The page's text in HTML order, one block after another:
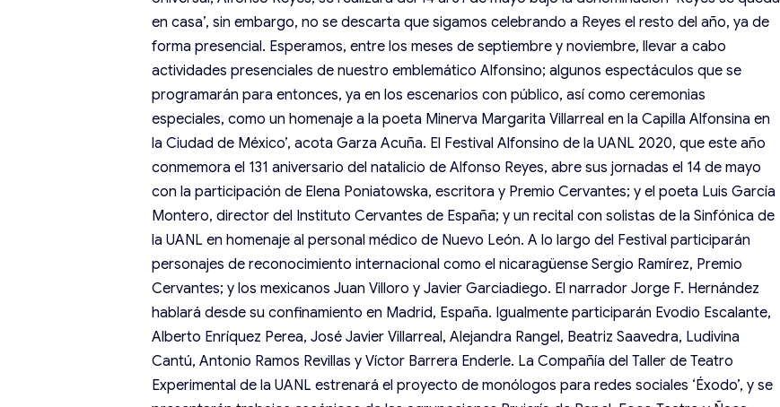
en casa’, sin embargo, no se descarta que sigamos celebrando a Reyes el resto del año, ya de
forma presencial. Esperamos, entre los meses de septiembre y noviembre, llevar a cabo
actividades presenciales de nuestro emblemático Alfonsino; algunos espectáculos que se
programarán para entonces, ya en los escenarios con público, así como ceremonias
especiales, como un homenaje a la poeta Minerva Margarita Villarreal en la Capilla Alfonsina en
la Ciudad de México’, acota Garza Acuña. El Festival Alfonsino de la UANL 2020, que este año
conmemora el 131 aniversario del natalicio de Alfonso Reyes, abre sus jornadas el 14 de mayo
con la participación de Elena Poniatowska, escritora y Premio Cervantes; y el poeta Luis García
Montero, director del Instituto Cervantes de España; y un recital con solistas de la Sinfónica de
la UANL en homenaje al personal médico de Nuevo León. A lo largo del Festival participarán
personajes de reconocimiento internacional como el nicaragüense Sergio Ramírez, Premio
Cervantes; y los mexicanos Juan Villoro y Javier Garciadiego. El narrador Jorge F. Hernández
hablará desde su confinamiento en Madrid, España. Igualmente participarán Evodio Escalante,
Alberto Enríquez Perea, José Javier Villarreal, Alejandra Rangel, Beatriz Saavedra, Ludivina
Cantú, Antonio Ramos Revillas y Víctor Barrera Enderle. La Compañía del Taller de Teatro
Experimental de la UANL estrenará el proyecto de monólogos para redes sociales ‘Éxodo’, y se